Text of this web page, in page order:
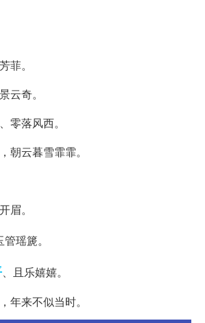
菲。
云奇。
零落风西。
朝云暮雪霏霏。
眉。
管瑶篪。
、且乐嬉嬉。
年来不似当时。